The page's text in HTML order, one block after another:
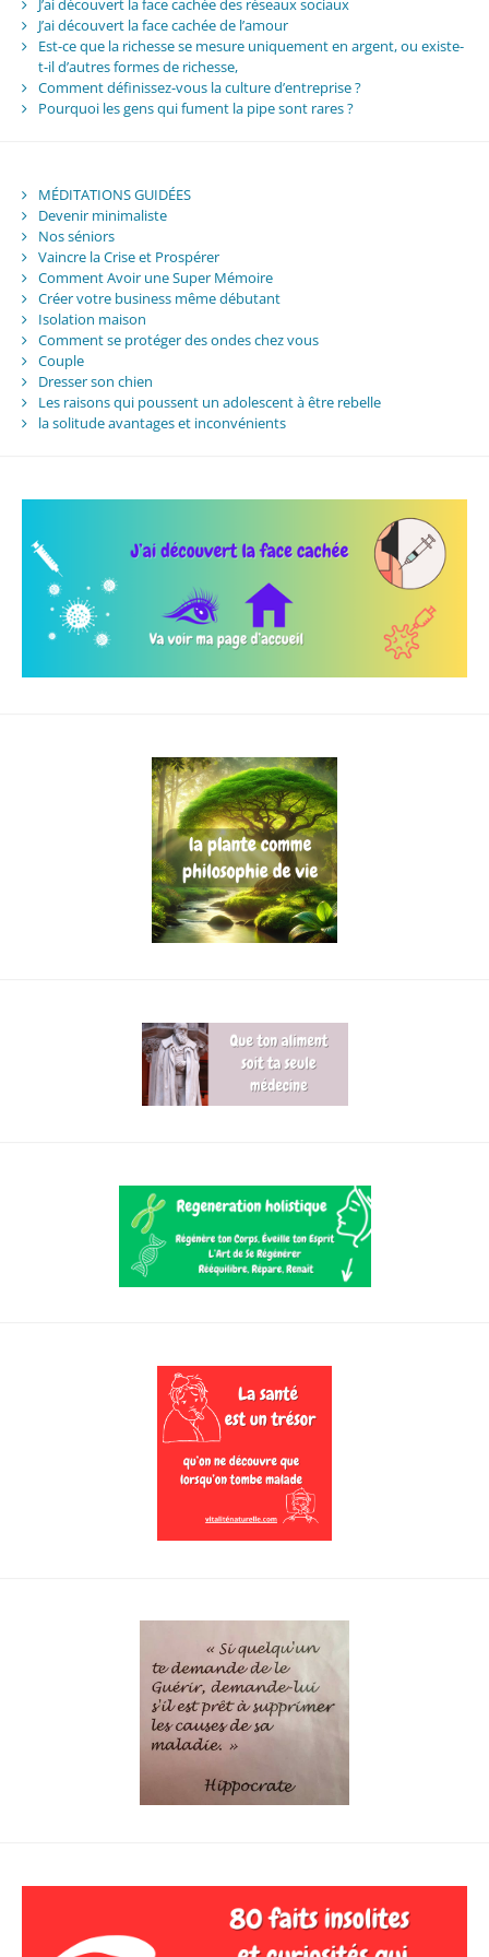
J’ai découvert la face cachée des réseaux sociaux
J’ai découvert la face cachée de l’amour
Est-ce que la richesse se mesure uniquement en argent, ou existe-
t-il d’autres formes de richesse,
Comment définissez-vous la culture d’entreprise ?
Pourquoi les gens qui fument la pipe sont rares ?
MÉDITATIONS GUIDÉES
Devenir minimaliste
Nos séniors
Vaincre la Crise et Prospérer
Comment Avoir une Super Mémoire
Créer votre business même débutant
Isolation maison
Comment se protéger des ondes chez vous
Couple
Dresser son chien
Les raisons qui poussent un adolescent à être rebelle
la solitude avantages et inconvénients